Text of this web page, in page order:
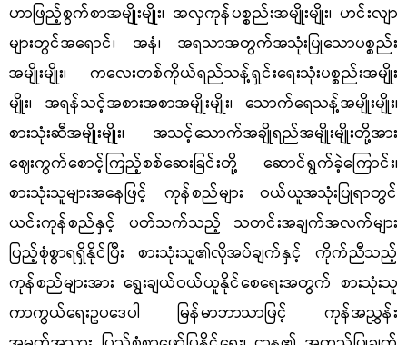
ဟာဖြည့်စွက်စာအမျိုးမျိုး၊ အလှကုန်ပစ္စည်းအမျိုးမျိုး၊ ဟင်းလျာ
များတွင်အရောင်၊ အနံ၊ အရသာအတွက်အသုံးပြုသောပစ္စည်း
အမျိုးမျိုး၊ ကလေးတစ်ကိုယ်ရည်သန့်ရှင်းရေးသုံးပစ္စည်းအမျိုး
မျိုး၊ အရန်သင့်အစားအစာအမျိုးမျိုး၊ သောက်ရေသန့်အမျိုးမျိုး၊
စားသုံးဆီအမျိုးမျိုး၊ အသင့်သောက်အချိုရည်အမျိုးမျိုးတို့အား
ဈေးကွက်စောင့်ကြည့်စစ်ဆေးခြင်းတို့ ဆောင်ရွက်ခဲ့ကြောင်း၊
စားသုံးသူများအနေဖြင့် ကုန်စည်များ ဝယ်ယူအသုံးပြုရာတွင်
ယင်းကုန်စည်နှင့် ပတ်သက်သည့် သတင်းအချက်အလက်များ
ပြည့်စုံစွာရရှိနိုင်ပြီး စားသုံးသူ၏လိုအပ်ချက်နှင့် ကိုက်ညီသည့်
ကုန်စည်များအား ရွေးချယ်ဝယ်ယူနိုင်စေရေးအတွက် စားသုံးသူ
ကာကွယ်ရေးဥပဒေပါ မြန်မာဘာသာဖြင့် ကုန်အညွှန်း